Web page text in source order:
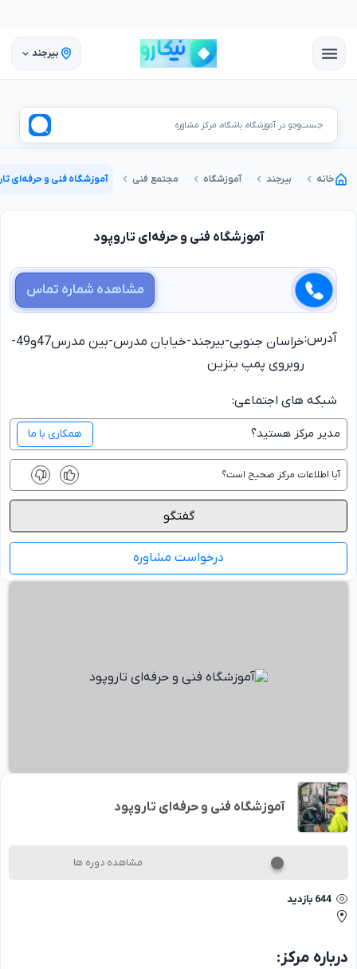
بیرجند
جست‌وجو در آموزشگاه، باشگاه، مرکز مشاوره
خانه بیرجند آموزشگاه مجتمع فنی آموزشگاه فنی و حرفه‌ای
آموزشگاه فنی و حرفه‌ای تاروپود
مشاهده دوره ها
644 بازدید
درباره مرکز:
آموزشگاه فنی و حرفه‌ای تاروپود
مشاهده شماره تماس
آدرس:
خراسان جنوبی-بیرجند-خیابان مدرس-بین مدرس47و49-
روبروی پمپ بنزین
شبکه های اجتماعی:
مدیر مرکز هستید؟ همکاری با ما
آیا اطلاعات مرکز صحیح است؟
گفتگو
درخواست مشاوره